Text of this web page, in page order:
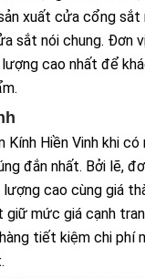
xuất cửa cổng sắt
sắt nói chung. Đơn
cao nhất để
Kính Hiền Vinh khi có
đắn nhất. Bởi lẽ,
cao cùng giá
giữ mức giá cạnh
tiết kiệm chi phí